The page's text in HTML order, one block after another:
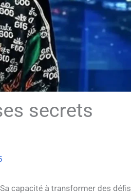
secrets
capacité à transformer des défis